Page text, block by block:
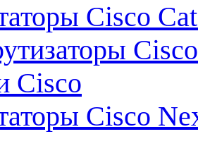
Cisco
Cisco
Cisco
Cisco